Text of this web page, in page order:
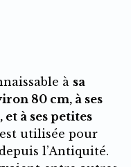
à sa
80 cm, à ses
à ses petites
utilisée pour
depuis l’Antiquité.